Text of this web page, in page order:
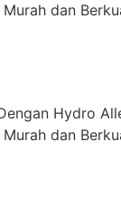
dan
Hydro
dan